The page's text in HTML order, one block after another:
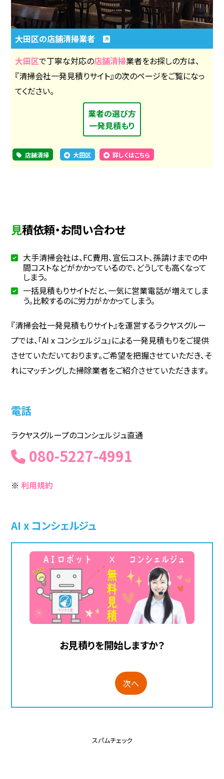
大田区の店舗清掃業者
大田区で丁寧な対応の店舗清掃業者をお探しの方は、
『清掃会社一発見積りサイト』の次のページをご覧になっ
てください。
業者の選び方
一発見積もり
店舗清掃 大田区 詳しくはこちら
見積依頼・お問い合わせ
大手清掃会社は、FC費用、宣伝コスト、孫請けまでの中
間コストなどがかかっているので、どうしても高くなって
しまう。
一括見積もりサイトだと、一気に営業電話が増えてしま
う。比較するのに労力がかかってしまう。
『清掃会社一発見積もりサイト』を運営するラクヤスグルー
プでは、「AI x コンシェルジュ」による一発見積もりをご提供
させていただいております。ご希望を把握させていただき、そ
れにマッチングした掃除業者をご紹介させていただきます。
電話
ラクヤスグループのコンシェルジュ直通
080-5227-4991
※利用規約
AI x コンシェルジュ
お見積りを開始しますか？
次へ
スパムチェック